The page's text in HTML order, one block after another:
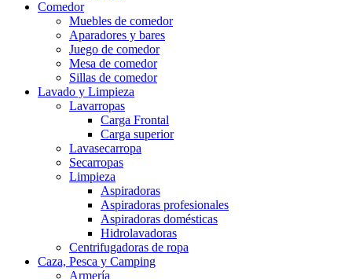
Comedor
Muebles de comedor
Aparadores y bares
Juego de comedor
Mesa de comedor
Sillas de comedor
Lavado y Limpieza
Lavarropas
Carga Frontal
Carga superior
Lavasecarropa
Secarropas
Limpieza
Aspiradoras
Aspiradoras profesionales
Aspiradoras domésticas
Hidrolavadoras
Centrifugadoras de ropa
Caza, Pesca y Camping
Armería